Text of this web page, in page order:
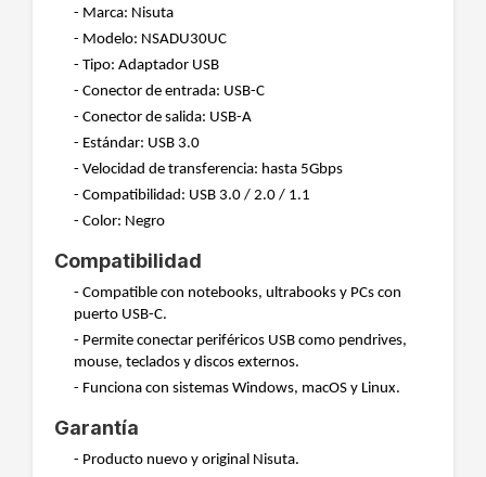
- Marca: Nisuta
- Modelo: NSADU30UC
- Tipo: Adaptador USB
- Conector de entrada: USB-C
- Conector de salida: USB-A
- Estándar: USB 3.0
- Velocidad de transferencia: hasta 5Gbps
- Compatibilidad: USB 3.0 / 2.0 / 1.1
- Color: Negro
Compatibilidad
- Compatible con notebooks, ultrabooks y PCs con
puerto USB-C.
- Permite conectar periféricos USB como pendrives,
mouse, teclados y discos externos.
- Funciona con sistemas Windows, macOS y Linux.
Garantía
- Producto nuevo y original Nisuta.